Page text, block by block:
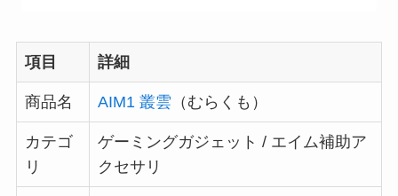
項目 詳細
商品名 AIM1 叢雲 （むらくも）
カテゴ
リ
ゲーミングガジェット / エイム補助ア
クセサリ